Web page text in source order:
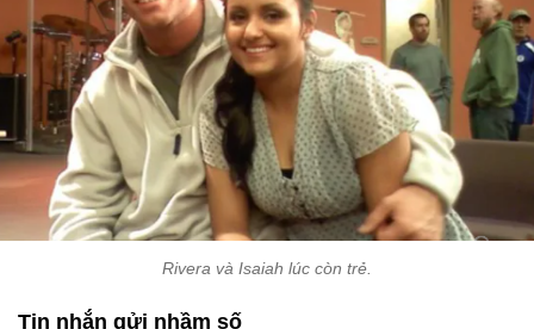
Rivera và Isaiah lúc còn trẻ.
Tin nhắn gửi nhầm số